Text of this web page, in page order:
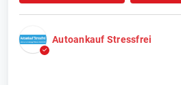
Autoankauf Stressfrei